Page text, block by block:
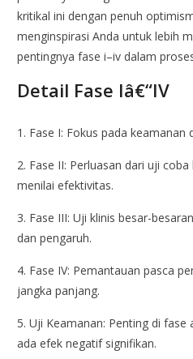
kritikal ini dengan penuh
menginspirasi Anda untuk lebih
pentingnya fase i–iv dalam
Detail Fase Iâ€“IV
1. Fase I: Fokus pada keamanan
2. Fase II: Perluasan dari uji
menilai efektivitas.
3. Fase III: Uji klinis besar-
dan pengaruh.
4. Fase IV: Pemantauan pasca
jangka panjang.
5. Uji Keamanan: Penting di
ada efek negatif signifikan.